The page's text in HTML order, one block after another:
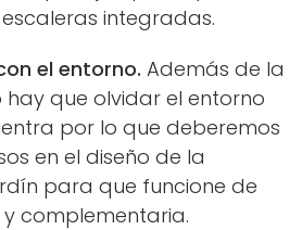
integradas.
el entorno. Además de la
que olvidar el entorno
por lo que deberemos
en el diseño de la
para que funcione de
complementaria.